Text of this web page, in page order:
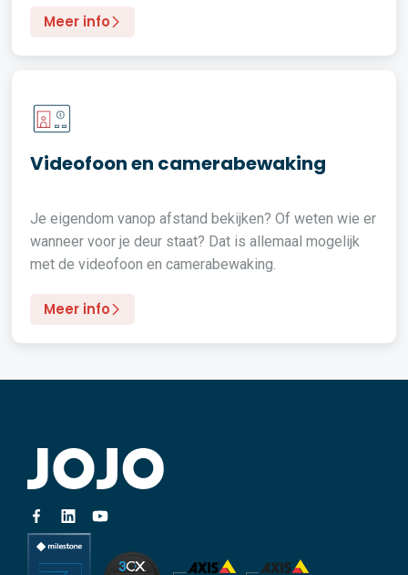
Meer info
Videofoon en camerabewaking
Je eigendom vanop afstand bekijken? Of weten wie er
wanneer voor je deur staat? Dat is allemaal mogelijk
met de videofoon en camerabewaking.
Meer info